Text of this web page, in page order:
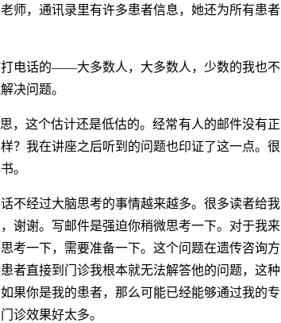
师，通讯录里有许多患者信息，她还为所有患者
电话的——大多数人，大多数人，少数的我也不
决问题。
，这个估计还是低估的。经常有人的邮件没有正
？我在讲座之后听到的问题也印证了这一点。很
。
不经过大脑思考的事情越来越多。很多读者给我
谢谢。写邮件是强迫你稍微思考一下。对于我来
考一下，需要准备一下。这个问题在遗传咨询方
者直接到门诊我根本就无法解答他的问题，这种
果你是我的患者，那么可能已经能够通过我的专
诊效果好太多。